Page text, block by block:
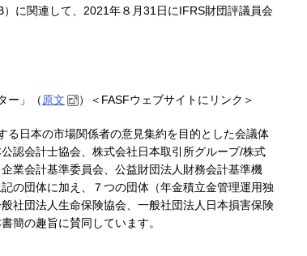
に関連して、2021年８月31日にIFRS財団評議員会
ー」（ 原文 ）＜FASFウェブサイトにリンク＞
る日本の市場関係者の意見集約を目的とした会議体
認会計士協会、株式会社日本取引所グループ/株式
業会計基準委員会、公益財団法人財務会計基準機
の団体に加え、７つの団体（年金積立金管理運用独
社団法人生命保険協会、一般社団法人日本損害保険
簡の趣旨に賛同しています。